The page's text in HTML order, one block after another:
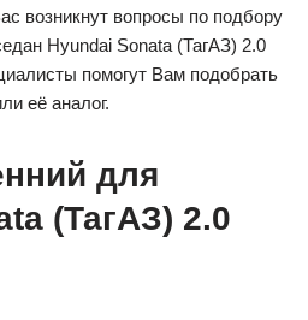
возникнут вопросы по подбору
Hyundai Sonata (ТагАЗ) 2.0
помогут Вам подобрать
её аналог.
для
(ТагАЗ) 2.0